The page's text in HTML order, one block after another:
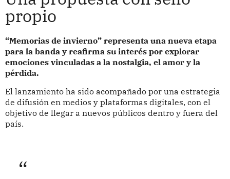
propio
“Memorias de invierno” representa una nueva etapa
para la banda y reafirma su interés por explorar
emociones vinculadas a la nostalgia, el amor y la
pérdida.
El lanzamiento ha sido acompañado por una estrategia
de difusión en medios y plataformas digitales, con el
objetivo de llegar a nuevos públicos dentro y fuera del
país.